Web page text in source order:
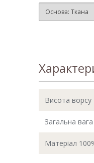
Висота ворсу
Загальна
Матеріал